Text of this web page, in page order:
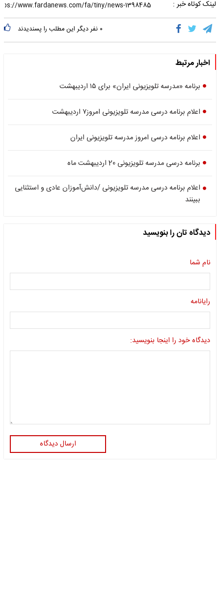
لینک کوتاه خبر :
۰ نفر دیگر این مطلب را پسندیدند
اخبار مرتبط
برنامه «مدرسه تلویزیونی ایران» برای ۱۵ اردیبهشت‌
اعلام برنامه درسی مدرسه‌ تلویزیونی‌ امروز۷ اردیبهشت
اعلام برنامه درسی امروز مدرسه‌‌ تلویزیونی‌ ایران
برنامه درسی مدرسه‌ تلویزیونی‌ 20 اردیبهشت ماه
اعلام برنامه درسی مدرسه‌ تلویزیونی‌ /دانش‌آموزان عادی و استثنایی
ببینند
دیدگاه تان را بنویسید
نام شما
رایانامه
دیدگاه خود را اینجا بنویسید:
ارسال دیدگاه